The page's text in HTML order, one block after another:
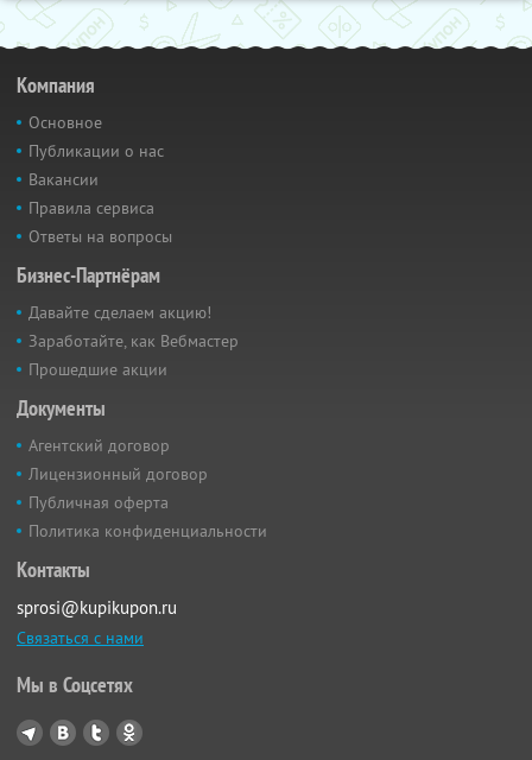
Компания
Основное
Публикации о нас
Вакансии
Правила сервиса
Ответы на вопросы
Бизнес-Партнёрам
Давайте сделаем акцию!
Заработайте, как Вебмастер
Прошедшие акции
Документы
Агентский договор
Лицензионный договор
Публичная оферта
Политика конфиденциальности
Контакты
sprosi@kupikupon.ru
Связаться с нами
Мы в Соцсетях